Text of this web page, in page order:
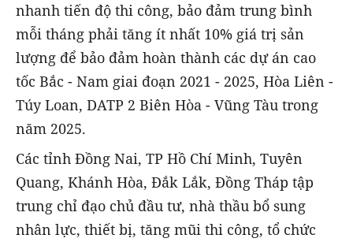
nhanh tiến độ thi công, bảo đảm trung bình
mỗi tháng phải tăng ít nhất 10% giá trị sản
lượng để bảo đảm hoàn thành các dự án cao
tốc Bắc - Nam giai đoạn 2021 - 2025, Hòa Liên -
Túy Loan, DATP 2 Biên Hòa - Vũng Tàu trong
năm 2025.
Các tỉnh Đồng Nai, TP Hồ Chí Minh, Tuyên
Quang, Khánh Hòa, Đắk Lắk, Đồng Tháp tập
trung chỉ đạo chủ đầu tư, nhà thầu bổ sung
nhân lực, thiết bị, tăng mũi thi công, tổ chức